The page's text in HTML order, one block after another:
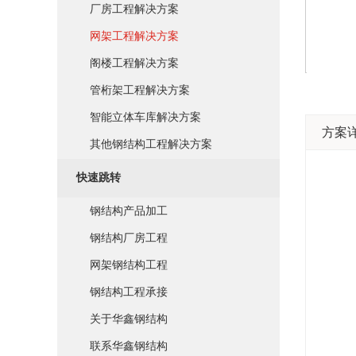
厂房工程解决方案
网架工程解决方案
阁楼工程解决方案
管桁架工程解决方案
智能立体车库解决方案
其他钢结构工程解决方案
快速跳转
钢结构产品加工
钢结构厂房工程
网架钢结构工程
钢结构工程承接
关于华鑫钢结构
联系华鑫钢结构
方案